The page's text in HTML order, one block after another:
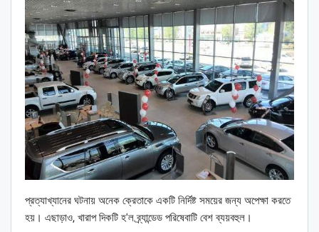
প্রত্যাখ্যানের ঘটনায় অনেক ক্রেতাকে একটি নির্দিষ্ট সময়ের জন্য অপেক্ষা করতে
হয়। এছাড়াও, খারাপ দিকটি হ'ল ব্র্যান্ডেড পরিষেবাটি বেশ ব্যয়বহুল।